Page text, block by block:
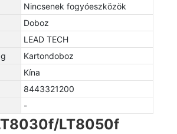
Nincsenek fogyóeszközök
Doboz
LEAD TECH
Kartondoboz
Kína
8443321200
-
LT8050f